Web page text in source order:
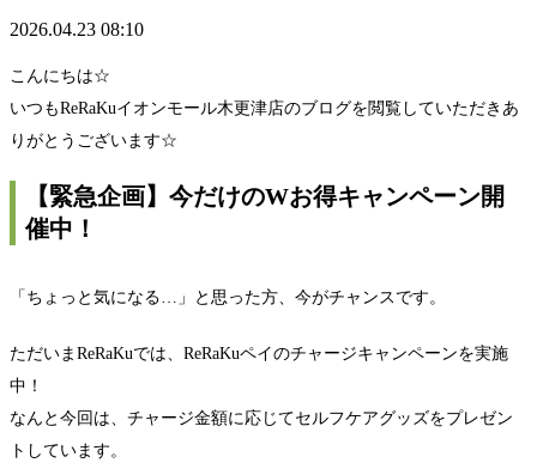
2026.04.23 08:10
こんにちは☆
いつもReRaKuイオンモール木更津店のブログを閲覧していただきあ
りがとうございます☆
【緊急企画】今だけのWお得キャンペーン開
催中！
「ちょっと気になる…」と思った方、今がチャンスです。
ただいまReRaKuでは、ReRaKuペイのチャージキャンペーンを実施
中！
なんと今回は、チャージ金額に応じてセルフケアグッズをプレゼン
トしています。